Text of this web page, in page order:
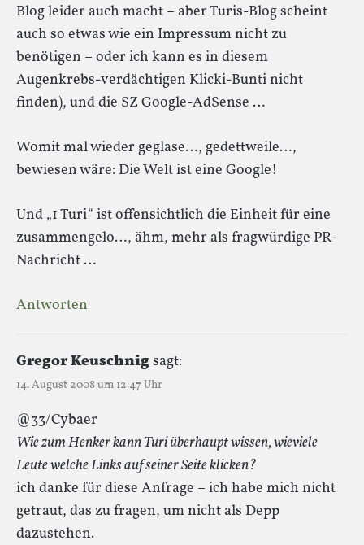
Blog leider auch macht – aber Turis-Blog scheint
auch so etwas wie ein Impressum nicht zu
benötigen – oder ich kann es in diesem
Augenkrebs-verdächtigen Klicki-Bunti nicht
finden), und die SZ Google-AdSense …
Womit mal wieder geglase…, gedettweile…,
bewiesen wäre: Die Welt ist eine Google!
Und „1 Turi“ ist offensichtlich die Einheit für eine
zusammengelo…, ähm, mehr als fragwürdige PR-
Nachricht …
Antworten
Gregor Keuschnigsagt:
14. August 2008 um 12:47 Uhr
@33/Cybaer
Wie zum Henker kann Turi überhaupt wissen, wieviele
Leute welche Links auf seiner Seite klicken?
ich danke für diese Anfrage – ich habe mich nicht
getraut, das zu fragen, um nicht als Depp
dazustehen.